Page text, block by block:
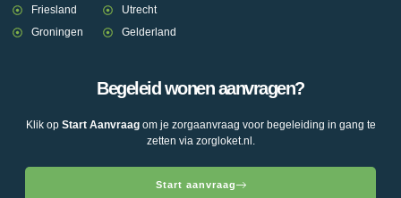
Friesland
Groningen
Utrecht
Gelderland
Begeleid wonen aanvragen?
Klik op Start Aanvraagom je zorgaanvraag voor begeleiding in gang te
zetten via zorgloket.nl.
Start aanvraag